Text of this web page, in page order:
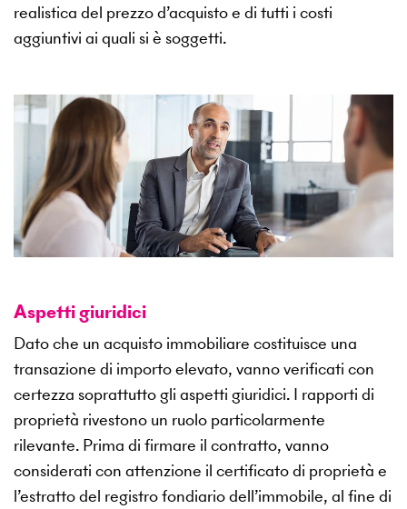
realistica del prezzo d’acquisto e di tutti i costi
aggiuntivi ai quali si è soggetti.
Aspetti giuridici
Dato che un acquisto immobiliare costituisce una
transazione di importo elevato, vanno verificati con
certezza soprattutto gli aspetti giuridici. I rapporti di
proprietà rivestono un ruolo particolarmente
rilevante. Prima di firmare il contratto, vanno
considerati con attenzione il certificato di proprietà e
l’estratto del registro fondiario dell’immobile, al fine di